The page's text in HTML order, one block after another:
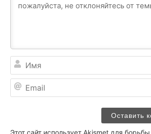
Этот сайт использует Akismet для